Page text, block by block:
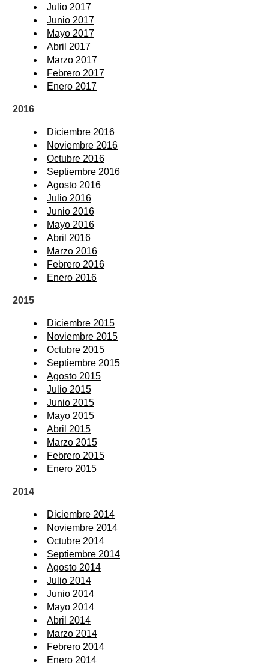
Julio 2017
Junio 2017
Mayo 2017
Abril 2017
Marzo 2017
Febrero 2017
Enero 2017
2016
Diciembre 2016
Noviembre 2016
Octubre 2016
Septiembre 2016
Agosto 2016
Julio 2016
Junio 2016
Mayo 2016
Abril 2016
Marzo 2016
Febrero 2016
Enero 2016
2015
Diciembre 2015
Noviembre 2015
Octubre 2015
Septiembre 2015
Agosto 2015
Julio 2015
Junio 2015
Mayo 2015
Abril 2015
Marzo 2015
Febrero 2015
Enero 2015
2014
Diciembre 2014
Noviembre 2014
Octubre 2014
Septiembre 2014
Agosto 2014
Julio 2014
Junio 2014
Mayo 2014
Abril 2014
Marzo 2014
Febrero 2014
Enero 2014